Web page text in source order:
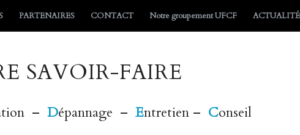
PARTENAIRES CONTACT Notre groupement UFCF
SAVOIR-FAIRE
– Dépannage – Entretien – Conseil